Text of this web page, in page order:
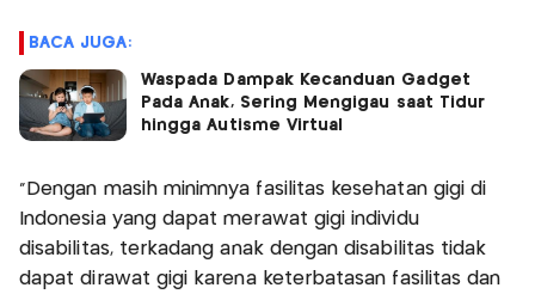
BACA JUGA:
Waspada Dampak Kecanduan Gadget
Pada Anak, Sering Mengigau saat Tidur
hingga Autisme Virtual
"Dengan masih minimnya fasilitas kesehatan gigi di
Indonesia yang dapat merawat gigi individu
disabilitas, terkadang anak dengan disabilitas tidak
dapat dirawat gigi karena keterbatasan fasilitas dan